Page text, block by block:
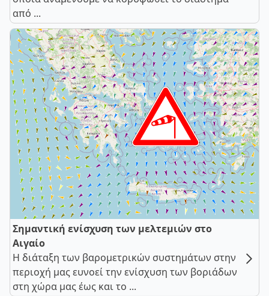
από ...
Σημαντική ενίσχυση των μελτεμιών στο
Αιγαίο
Η διάταξη των βαρομετρικών συστημάτων στην
περιοχή μας ευνοεί την ενίσχυση των βοριάδων
στη χώρα μας έως και το ...